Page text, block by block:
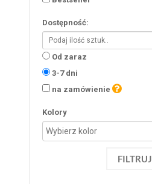
Dostępność:
Od zaraz
3-7 dni
na zamówienie
Kolory
FILTRUJ